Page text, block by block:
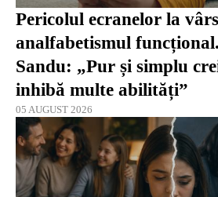
Pericolul ecranelor la
analfabetismul
Sandu: „Pur și simplu
inhibă multe abilități”
05 AUGUST 2026